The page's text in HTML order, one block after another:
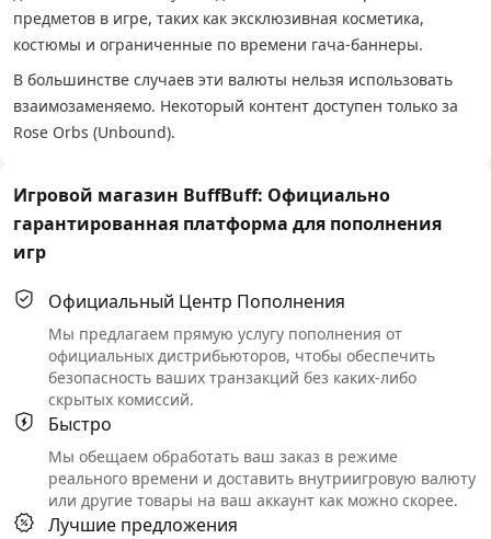
предметов в игре, таких как эксклюзивная косметика,
костюмы и ограниченные по времени гача-баннеры.
В большинстве случаев эти валюты нельзя использовать
взаимозаменяемо. Некоторый контент доступен только за
Rose Orbs (Unbound).
Игровой магазин BuffBuff: Официально
гарантированная платформа для пополнения
игр
Официальный Центр Пополнения
Мы предлагаем прямую услугу пополнения от
официальных дистрибьюторов, чтобы обеспечить
безопасность ваших транзакций без каких-либо
скрытых комиссий.
Быстро
Мы обещаем обработать ваш заказ в режиме
реального времени и доставить внутриигровую валюту
или другие товары на ваш аккаунт как можно скорее.
Лучшие предложения